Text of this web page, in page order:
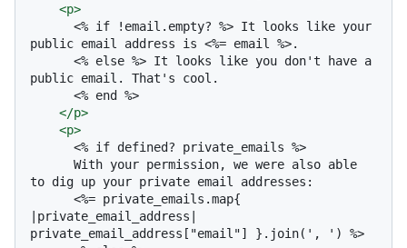
<p>
public email address is <%= email %>.
public email. That's cool.
</p>
<p>
to dig up your private email addresses:
|private_email_address|
private_email_address["email"] }.join(', ') %>